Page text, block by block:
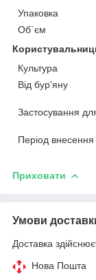
Упаковка
Об`єм
Культура
Від бур'яну
Застосування
Період внесення
Приховати
Умови
Доставка
Нова Пошта